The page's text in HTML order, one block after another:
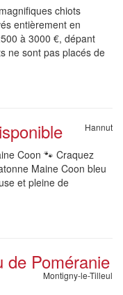
chiots
entièrement en
à 3000 €, dépant
ne sont pas placés de
Hannut
Coon 🐾 Craquez
Maine Coon bleu
et pleine de
de Poméranie
Montigny-le-Tilleul